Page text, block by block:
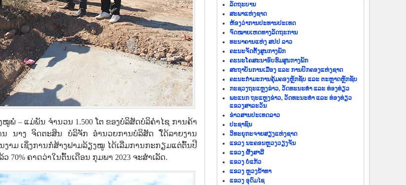
– ແມ່ພັນ ຈໍານວນ 1.500 ໂຕ ຂອງບໍລິສັດບໍລິຄໍາໄຊ ການຄ້າ
ນາງ ຈິດຕະສິນ ບໍລິຈັກ ອໍານວຍການບໍລິສັດ ໄົດ້ລາຍງານ
າມ ເຊິ່ງການກໍ່ສ້າງຟາມລ້ຽງໝູ ໄດ້ເລີ່ມການກະກຽມແຕ່ຕົ້ນປີ
70% ຄາດວ່າໃນຕົ້ນເດືອນ ກຸມພາ 2023 ຈະສໍາເລັດ.
ລັດ​ຖະ​ບານ
ສະພາແຫ່ງຊາດ
ຫ້ອງວ່າການປະທານປະເທດ
ຈົດໝາຍເຫດທາງລັດຖະການ
ທະນາຄານແຫ່ງ ສປປ ລາວ
ຄະນະຈັດຕັ້ງສູນກາງພັກ
ຄະນະໂຄສະນາອົບຮົມສູນກາງພັກ
ສະຖາບັນການເມືອງ ແລະ ການປົກຄອງແຫ່ງຊາດ
ຄະນະ​ກຳມະການ​ຄຸ້ມ​ຄອງ​ຫຼັກ​ຊັບ ແລະ ຕະຫຼາດຫຼັກຊັບ
ກະຊວງຖະແຫຼງຂ່າວ, ວັດທະນະທຳ ແລະ ທ່ອງທ່ຽວ
ພະແນກ ຖະແຫຼງຂ່າວ, ວັດທະນະທຳ ແລະ ທ່ອງທ່ຽວ
ແຂວງສາລະວັນ
ຂ່າວ​ສານ​ປະ​ເທດ​ລາວ
ປະ​ຊາ​ຊົນ
ວິທະຍຸກະຈາຍສຽງແຫ່ງຊາດ
ແຂວງ ນະ​ຄອນຫຼວງວຽງ​ຈັນ
ແຂວງ ຜົ້ງ​ສາ​ລີ
ແຂວງ ບໍ່​ແກ້ວ
ແຂວງ ຫຼວງນໍ້າທາ
ແຂວງ ອຸດົມໄຊ